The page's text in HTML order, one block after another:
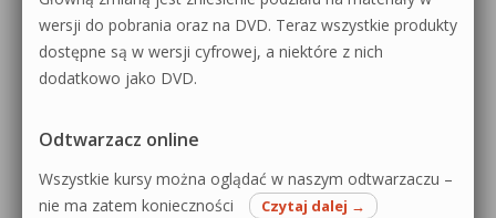
wersji do pobrania oraz na DVD. Teraz wszystkie produkty
dostępne są w wersji cyfrowej, a niektóre z nich
dodatkowo jako DVD.
Odtwarzacz online
Wszystkie kursy można oglądać w naszym odtwarzaczu –
nie ma zatem konieczności
Czytaj dalej →